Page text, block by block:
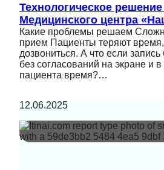
Технологическое
Медицинского центра
Какие проблемы решаем
прием Пациенты теряют
дозвониться. А что если запись
без согласований на экране и
пациента время?…
12.06.2025